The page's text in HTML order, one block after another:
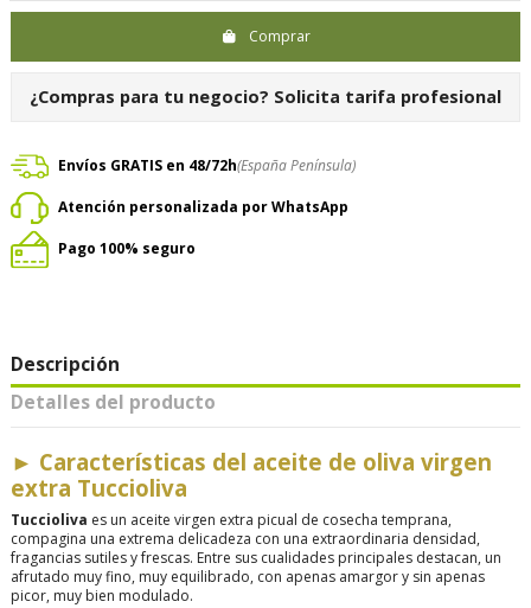
Comprar
¿Compras para tu negocio? Solicita tarifa profesional
Envíos GRATIS en 48/72h(España Península)
Atención personalizada por WhatsApp
Pago 100% seguro
Descripción
Detalles del producto
► Características del aceite de oliva virgen
extra Tuccioliva
Tuccioliva es un aceite virgen extra picual de cosecha temprana,
compagina una extrema delicadeza con una extraordinaria densidad,
fragancias sutiles y frescas. Entre sus cualidades principales destacan, un
afrutado muy fino, muy equilibrado, con apenas amargor y sin apenas
picor, muy bien modulado.